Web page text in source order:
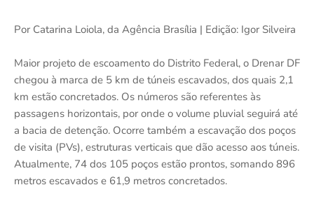
Por Catarina Loiola, da Agência Brasília | Edição: Igor Silveira
Maior projeto de escoamento do Distrito Federal, o Drenar DF
chegou à marca de 5 km de túneis escavados, dos quais 2,1
km estão concretados. Os números são referentes às
passagens horizontais, por onde o volume pluvial seguirá até
a bacia de detenção. Ocorre também a escavação dos poços
de visita (PVs), estruturas verticais que dão acesso aos túneis.
Atualmente, 74 dos 105 poços estão prontos, somando 896
metros escavados e 61,9 metros concretados.